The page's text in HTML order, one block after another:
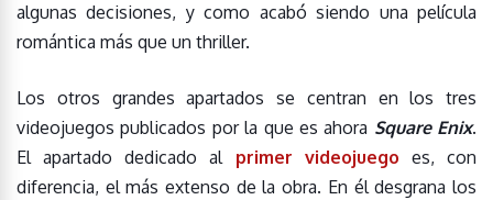
algunas decisiones, y como acabó siendo una película
romántica más que un thriller.
Los otros grandes apartados se centran en los tres
videojuegos publicados por la que es ahora Square Enix.
El apartado dedicado al primer videojuego es, con
diferencia, el más extenso de la obra. En él desgrana los